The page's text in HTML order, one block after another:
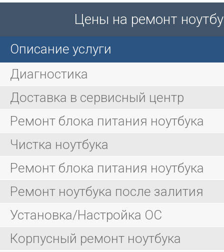
Цены на ремонт
Описание услуги
Диагностика
Доставка в сервисный центр
Ремонт блока питания ноутбука
Чистка ноутбука
Ремонт блока питания ноутбука
Ремонт ноутбука после залития
Установка/Настройка ОС
Корпусный ремонт ноутбука